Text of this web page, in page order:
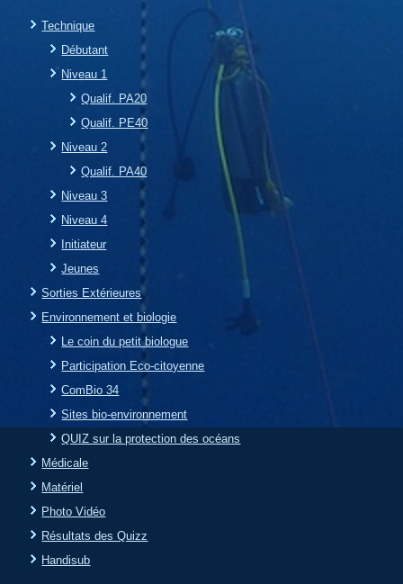
Technique
Débutant
Niveau 1
Qualif. PA20
Qualif. PE40
Niveau 2
Qualif. PA40
Niveau 3
Niveau 4
Initiateur
Jeunes
Sorties Extérieures
Environnement et biologie
Le coin du petit biologue
Participation Eco-citoyenne
ComBio 34
Sites bio-environnement
QUIZ sur la protection des océans
Médicale
Matériel
Photo Vidéo
Résultats des Quizz
Handisub